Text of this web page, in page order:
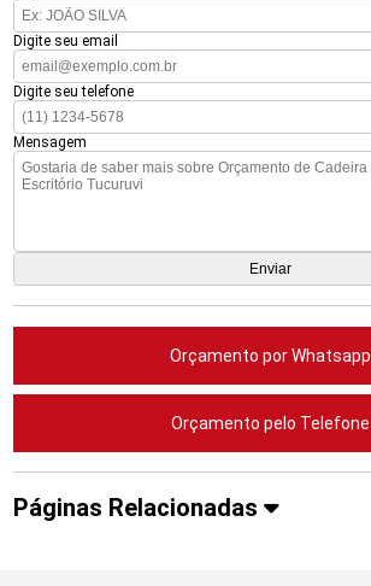
Digite seu email
Digite seu telefone
Mensagem
Orçamento por Whatsapp
Orçamento pelo Telefone
Páginas Relacionadas